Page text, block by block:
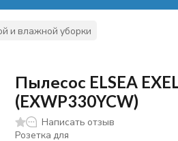
и влажной уборки
Пылесос ELSEA
(EXWP330YCW)
Написать отзыв
Розетка для